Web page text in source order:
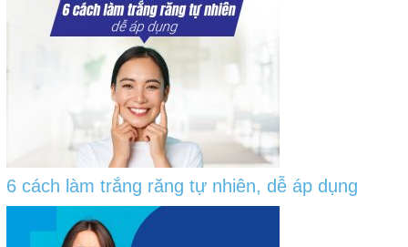
6 cách làm trắng răng tự nhiên, dễ áp dụng